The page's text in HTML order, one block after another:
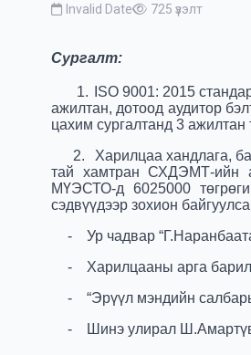
Invalid Date 725 үзэлт
Сургалт:
1. ISO 9001: 2015
ажилтан, дотоод аудитор
цахим сургалтанд 3 ажилтан
2.
Харилцаа хандлага,
тай хамтран СХДЭМТ-ийн
МҮЭСТО-д 6025000
сэдвүүдээр зохион
-
Ур чадвар
-
Харилцааны арга барил
-
“Эрүүл мэндийн
-
Шинэ улирал